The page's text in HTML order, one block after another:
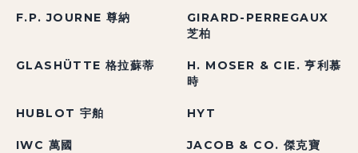
F.P. JOURNE 尊納
GIRARD-PERREGAUX
芝柏
GLASHÜTTE 格拉蘇蒂
H. MOSER & CIE. 亨利慕
時
HUBLOT 宇舶 HYT
IWC 萬國 JACOB & CO. 傑克寶